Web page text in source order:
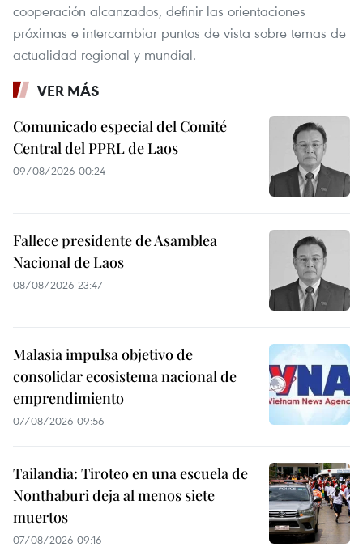
cooperación alcanzados, definir las orientaciones
próximas e intercambiar puntos de vista sobre temas de
actualidad regional y mundial.
VER MÁS
Comunicado especial del Comité
Central del PPRL de Laos
09/08/2026 00:24
Fallece presidente de Asamblea
Nacional de Laos
08/08/2026 23:47
Malasia impulsa objetivo de
consolidar ecosistema nacional de
emprendimiento
07/08/2026 09:56
Tailandia: Tiroteo en una escuela de
Nonthaburi deja al menos siete
muertos
07/08/2026 09:16